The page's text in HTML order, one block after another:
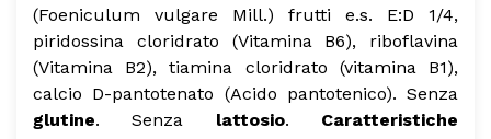
(Foeniculum vulgare Mill.) frutti e.s. E:D 1/4,
piridossina cloridrato (Vitamina B6), riboflavina
(Vitamina B2), tiamina cloridrato (vitamina B1),
calcio D-pantotenato (Acido pantotenico). Senza
glutine. Senza lattosio.
Caratteristiche